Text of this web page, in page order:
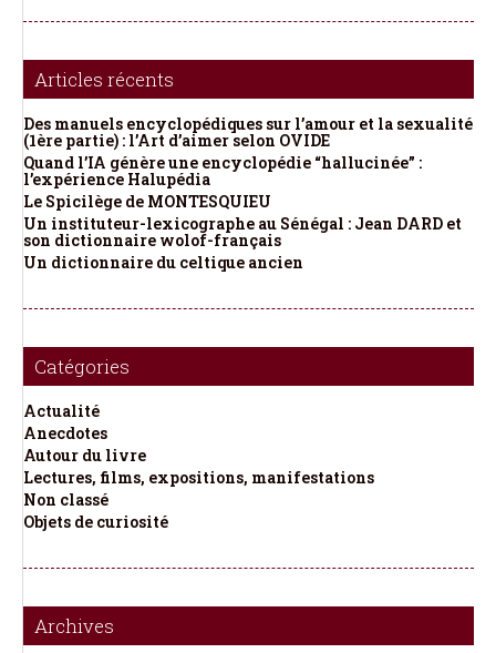
Articles récents
Des manuels encyclopédiques sur l’amour et la sexualité
(1ère partie) : l’Art d’aimer selon OVIDE
Quand l’IA génère une encyclopédie “hallucinée” :
l’expérience Halupédia
Le Spicilège de MONTESQUIEU
Un instituteur-lexicographe au Sénégal : Jean DARD et
son dictionnaire wolof-français
Un dictionnaire du celtique ancien
Catégories
Actualité
Anecdotes
Autour du livre
Lectures, films, expositions, manifestations
Non classé
Objets de curiosité
Archives